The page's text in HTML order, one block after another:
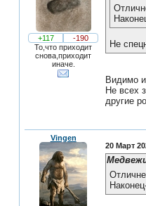
+117
-190
То,что приходит
снова,приходит
иначе.
Не
Видимо
Не всех
другие
Vingen
20 Март